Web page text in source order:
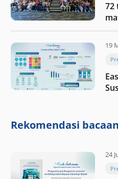
72
19
Rekomendasi bacaan
24